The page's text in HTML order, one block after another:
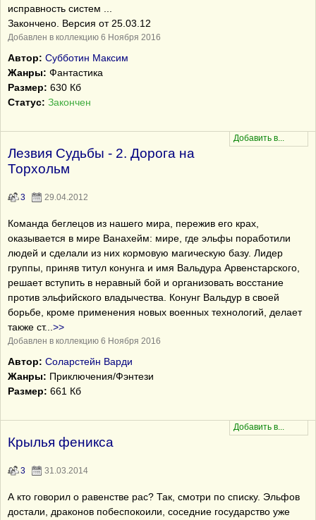
исправность систем ...
Закончено. Версия от 25.03.12
Добавлен в коллекцию 6 Ноября 2016
Автор: Субботин Максим
Жанры: Фантастика
Размер: 630 Кб
Статус: Закончен
Лезвия Судьбы - 2. Дорога на
Торхольм
3 29.04.2012
Команда беглецов из нашего мира, пережив его крах,
оказывается в мире Ванахейм: мире, где эльфы поработили
людей и сделали из них кормовую магическую базу. Лидер
группы, приняв титул конунга и имя Вальдура Арвенстарского,
решает вступить в неравный бой и организовать восстание
против эльфийского владычества. Конунг Вальдур в своей
борьбе, кроме применения новых военных технологий, делает
также ст... >>
Добавлен в коллекцию 6 Ноября 2016
Автор: Соларстейн Варди
Жанры: Приключения/Фэнтези
Размер: 661 Кб
Крылья феникса
3 31.03.2014
А кто говорил о равенстве рас? Так, смотри по списку. Эльфов
достали, драконов побеспокоили, соседние государство уже